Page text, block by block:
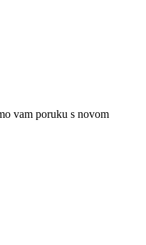
vam poruku s novom